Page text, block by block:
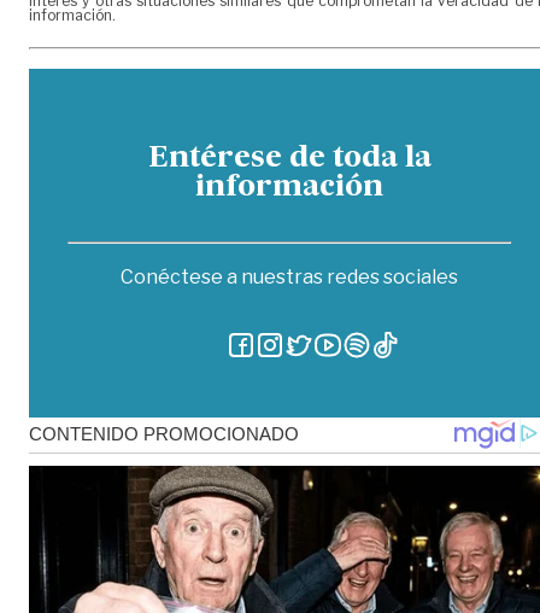
información.
Entérese de toda la
información
Conéctese a nuestras redes sociales